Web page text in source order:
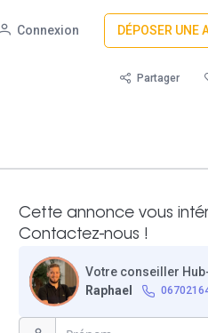
Connexion DÉPOSER UNE
Partager
Cette annonce vous
Contactez-nous !
Votre conseiller
Raphael